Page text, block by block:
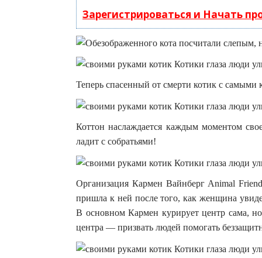
Зарегистрироваться и Начать
Теперь спасенный от смерти котик с самыми
Коттон наслаждается каждым моментом
ладит с собратьями!
Организация Кармен Вайнберг Animal
пришла к ней после того, как женщина
В основном Кармен курирует центр сама,
центра — призвать людей помогать